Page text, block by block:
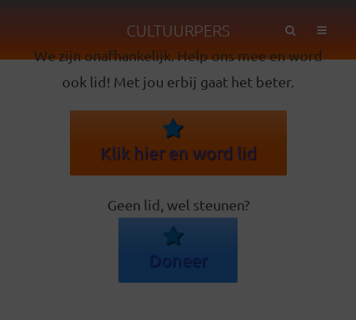
CULTUURPERS
We zijn onafhankelijk. Help ons mee en word
ook lid! Met jou erbij gaat het beter.
Klik hier en word lid
Geen lid, wel steunen?
Doneer